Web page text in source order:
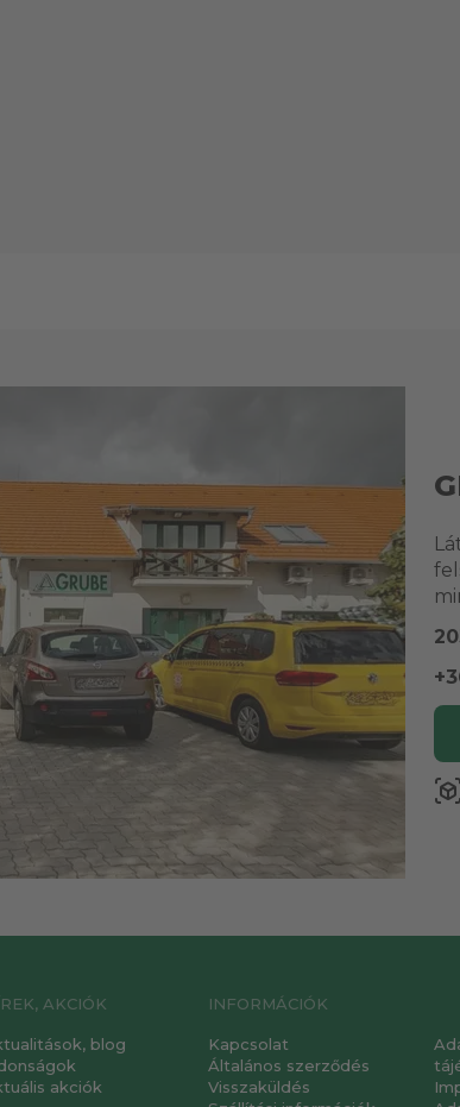
view_in_ar
AKCIÓK
blog
akciók
INFORMÁCIÓK
Kapcsolat
Általános szerződés
Visszaküldés